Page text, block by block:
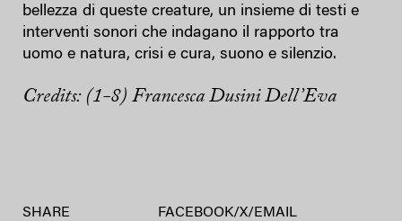
bellezza di queste creature, un insieme di testi e
interventi sonori che indagano il rapporto tra
uomo e natura, crisi e cura, suono e silenzio.
Credits: (1-8) Francesca Dusini Dell’Eva
SHARE FACEBOOK/X/ EMAIL